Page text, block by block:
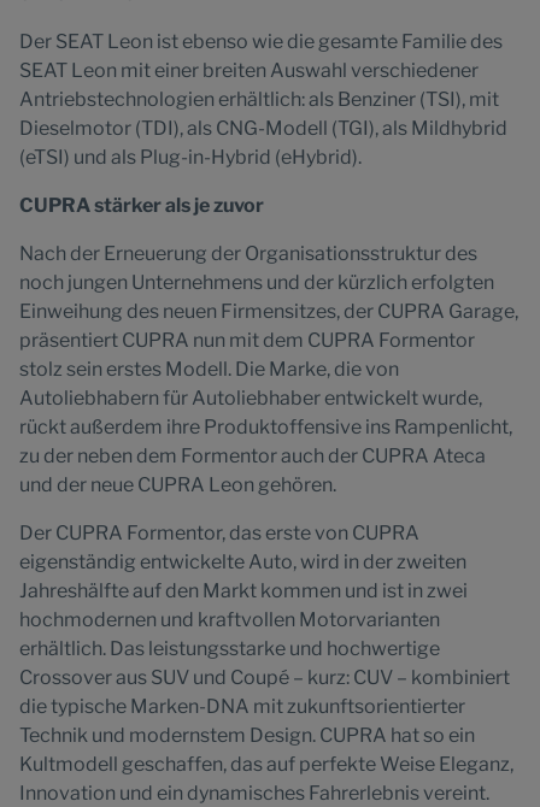
Der SEAT Leon ist ebenso wie die gesamte Familie des
SEAT Leon mit einer breiten Auswahl verschiedener
Antriebstechnologien erhältlich: als Benziner (TSI), mit
Dieselmotor (TDI), als CNG-Modell (TGI), als Mildhybrid
(eTSI) und als Plug-in-Hybrid (eHybrid).
CUPRA stärker als je zuvor
Nach der Erneuerung der Organisationsstruktur des
noch jungen Unternehmens und der kürzlich erfolgten
Einweihung des neuen Firmensitzes, der CUPRA Garage,
präsentiert CUPRA nun mit dem CUPRA Formentor
stolz sein erstes Modell. Die Marke, die von
Autoliebhabern für Autoliebhaber entwickelt wurde,
rückt außerdem ihre Produktoffensive ins Rampenlicht,
zu der neben dem Formentor auch der CUPRA Ateca
und der neue CUPRA Leon gehören.
Der CUPRA Formentor, das erste von CUPRA
eigenständig entwickelte Auto, wird in der zweiten
Jahreshälfte auf den Markt kommen und ist in zwei
hochmodernen und kraftvollen Motorvarianten
erhältlich. Das leistungsstarke und hochwertige
Crossover aus SUV und Coupé – kurz: CUV – kombiniert
die typische Marken-DNA mit zukunftsorientierter
Technik und modernstem Design. CUPRA hat so ein
Kultmodell geschaffen, das auf perfekte Weise Eleganz,
Innovation und ein dynamisches Fahrerlebnis vereint.